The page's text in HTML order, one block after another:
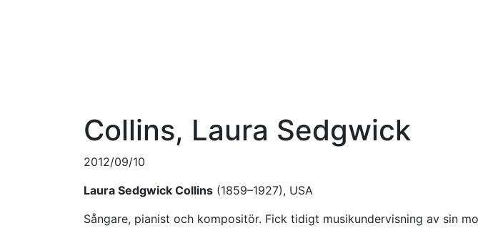
Collins, Laura Sedgwick
2012/09/10
Laura Sedgwick Collins (1859–1927), USA
Sångare, pianist och kompositör. Fick tidigt musikundervisning av sin